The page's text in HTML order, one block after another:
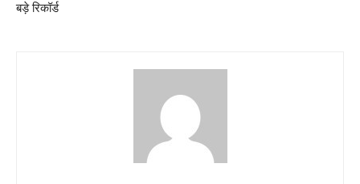
बड़े रिकॉर्ड